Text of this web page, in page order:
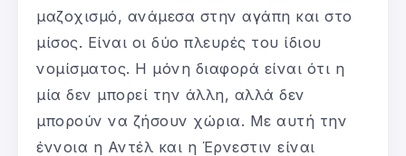
μαζοχισμό, ανάμεσα στην αγάπη και στο
μίσος. Είναι οι δύο πλευρές του ίδιου
νομίσματος. Η μόνη διαφορά είναι ότι η
μία δεν μπορεί την άλλη, αλλά δεν
μπορούν να ζήσουν χώρια. Με αυτή την
έννοια η Αντέλ και η Έρνεστιν είναι